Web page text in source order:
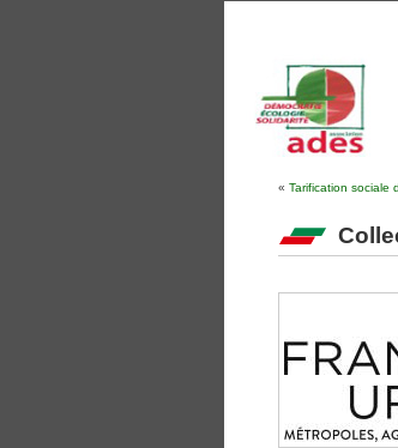
« Tarification sociale